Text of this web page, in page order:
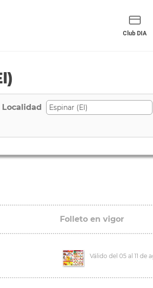
Club DIA
Localidad
Folleto en vigor
Válido del 05 al 11 de